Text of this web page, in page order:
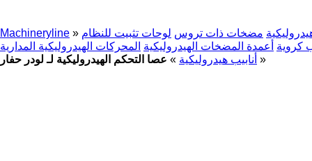
Machineryline » مضخات ذات تروس لوحات تثبيت للنظام
كروية
أعمدة المضخات الهيدروليكية المحركات الهيدروليكية المدارية
أنابيب هيدروليكية » عصا التحكم الهيدروليكية لـ لودر حفار »